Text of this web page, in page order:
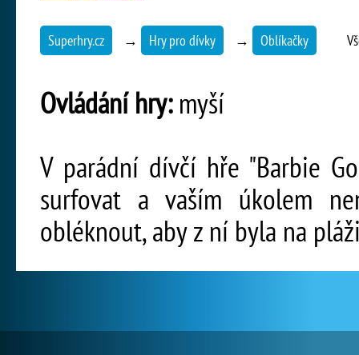
Superhry.cz → Hry pro dívky → Oblíkačky
Ovládání hry:myší
V parádní dívčí hře "Barbie
surfovat a vaším úkolem
obléknout, aby z ní byla na